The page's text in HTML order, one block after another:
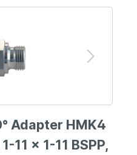
Adapter HMK4
11 x 1-11 BSPP,